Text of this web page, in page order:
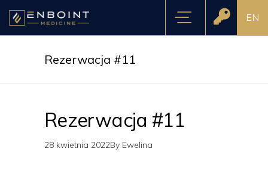
EN
Rezerwacja #11
Rezerwacja #11
28 kwietnia 2022By Ewelina